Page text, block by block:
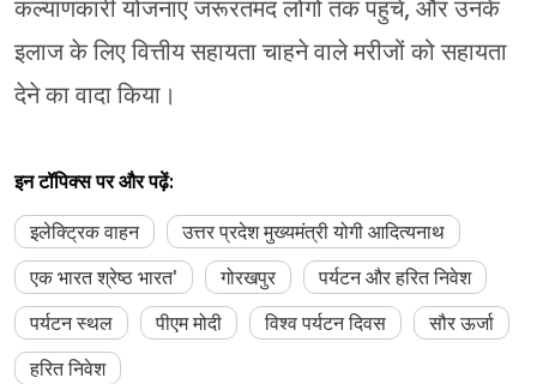
कल्याणकारी योजनाएं जरूरतमंद लोगों तक पहुंचे, और उनके
इलाज के लिए वित्तीय सहायता चाहने वाले मरीजों को सहायता
देने का वादा किया।
इन टॉपिक्स पर और पढ़ें:
इलेक्ट्रिक वाहन
उत्तर प्रदेश मुख्यमंत्री योगी आदित्यनाथ
एक भारत श्रेष्ठ भारत'
गोरखपुर
पर्यटन और हरित निवेश
पर्यटन स्थल
पीएम मोदी विश्व पर्यटन दिवस
सौर ऊर्जा
हरित निवेश